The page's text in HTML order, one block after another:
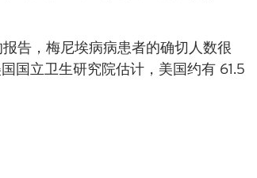
告，梅尼埃病病患者的确切人数很
国立卫生研究院估计，美国约有 61.5